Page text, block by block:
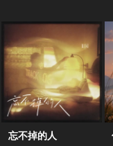
忘不掉的人